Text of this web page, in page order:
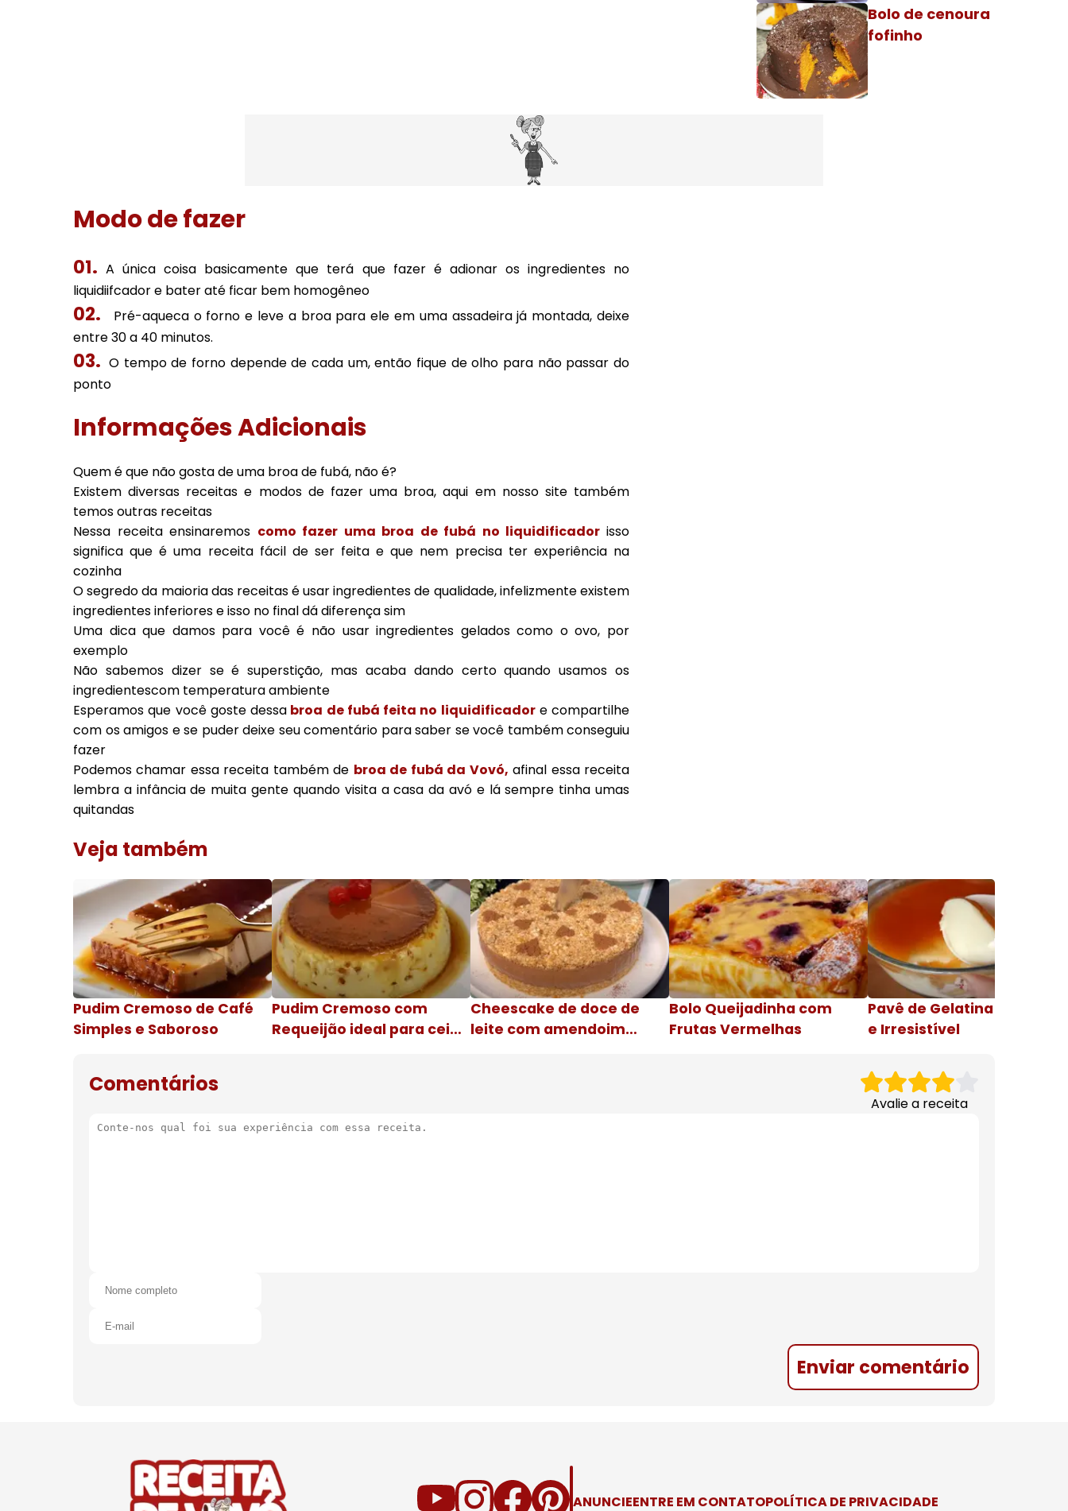
Bolo de cenoura
fofinho
Modo de fazer
A única coisa basicamente que terá que fazer é adionar os ingredientes no
liquidiifcador e bater até ficar bem homogêneo
Pré-aqueca o forno e leve a broa para ele em uma assadeira já montada, deixe
entre 30 a 40 minutos.
O tempo de forno depende de cada um, então fique de olho para não passar do
ponto
Informações Adicionais
Quem é que não gosta de uma broa de fubá, não é?
Existem diversas receitas e modos de fazer uma broa, aqui em nosso site também
temos outras receitas
Nessa receita ensinaremos como fazer uma broa de fubá no liquidificadorisso
significa que é uma receita fácil de ser feita e que nem precisa ter experiência na
cozinha
O segredo da maioria das receitas é usar ingredientes de qualidade, infelizmente existem
ingredientes inferiores e isso no final dá diferença sim
Uma dica que damos para você é não usar ingredientes gelados como o ovo, por
exemplo
Não sabemos dizer se é superstição, mas acaba dando certo quando usamos os
ingredientescom temperatura ambiente
Esperamos que você goste dessa broa de fubá feita no liquidificadore compartilhe
com os amigos e se puder deixe seu comentário para saber se você também conseguiu
fazer
Podemos chamar essa receita também de broa de fubá da Vovó, afinal essa receita
lembra a infância de muita gente quando visita a casa da avó e lá sempre tinha umas
quitandas
Veja também
Pudim Cremoso de Café
Simples e Saboroso
Pudim Cremoso com
Requeijão ideal para ceia
Cheescake de doce de
leite com amendoim
Bolo Queijadinha com
Frutas Vermelhas
Pavê de Gelatina Cremosa
e Irresistível
Comentários
Avalie a receita
Enviar comentário
ANUNCIEENTRE EM CONTATOPOLÍTICA DE PRIVACIDADE